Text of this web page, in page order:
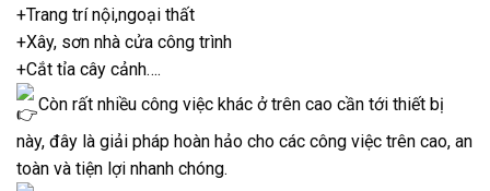
+Trang trí nội,ngoại thất
+Xây, sơn nhà cửa công trình
+Cắt tỉa cây cảnh….
Còn rất nhiều công việc khác ở trên cao cần tới thiết bị
này, đây là giải pháp hoàn hảo cho các công việc trên cao, an
toàn và tiện lợi nhanh chóng.